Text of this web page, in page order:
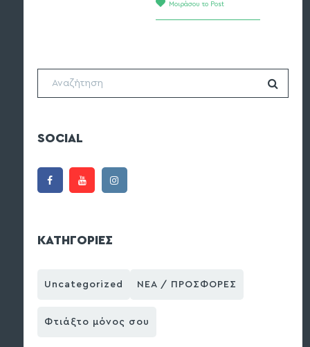
Μοιράσου το Post
SOCIAL
ΚΑΤΗΓΟΡΙΕΣ
Uncategorized ΝΕΑ / ΠΡΟΣΦΟΡΕΣ
Φτιάξτο μόνος σου